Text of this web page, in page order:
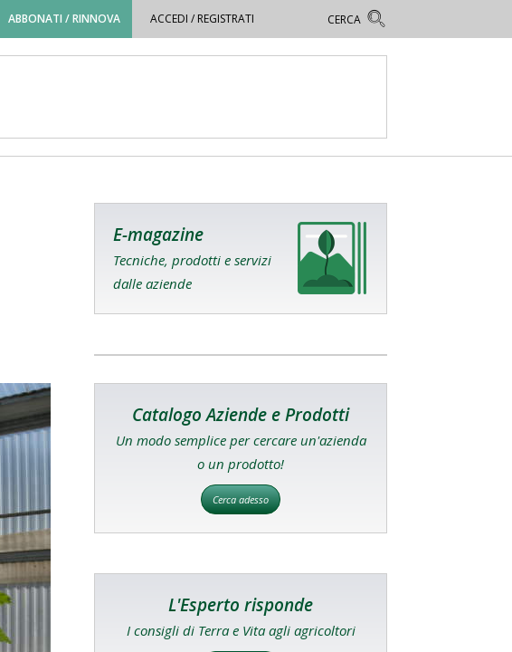
ABBONATI / RINNOVA ACCEDI / REGISTRATI
E-magazine
Tecniche, prodotti e servizi
dalle aziende
Catalogo Aziende e Prodotti
Un modo semplice per cercare un'azienda
o un prodotto!
Cerca adesso
L'Esperto risponde
I consigli di Terra e Vita agli agricoltori